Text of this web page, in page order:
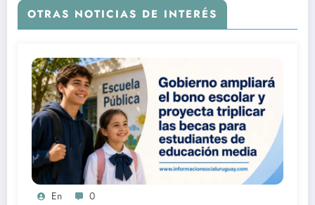
OTRAS NOTICIAS DE INTERÉS
En 0